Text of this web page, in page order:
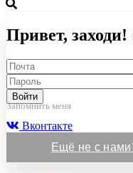
Привет, заходи!
Войти
Запомнить меня
Вконтакте
Ещё не с